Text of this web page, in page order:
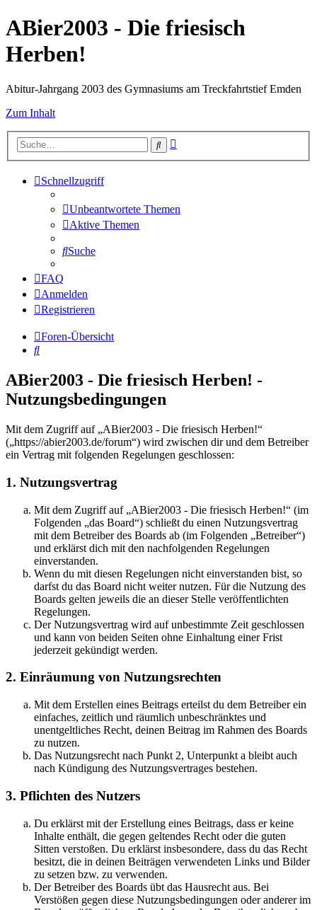
ABier2003 - Die friesisch
Herben!
Abitur-Jahrgang 2003 des Gymnasiums am Treckfahrtstief Emden
Zum Inhalt
Suche
Schnellzugriff
Unbeantwortete Themen
Aktive Themen
Suche
FAQ
Anmelden
Registrieren
Foren-Übersicht
Suche
ABier2003 - Die friesisch Herben! -
Nutzungsbedingungen
Mit dem Zugriff auf „ABier2003 - Die friesisch Herben!“
(„https://abier2003.de/forum“) wird zwischen dir und dem Betreiber
ein Vertrag mit folgenden Regelungen geschlossen:
1. Nutzungsvertrag
Mit dem Zugriff auf „ABier2003 - Die friesisch Herben!“ (im
Folgenden „das Board“) schließt du einen Nutzungsvertrag
mit dem Betreiber des Boards ab (im Folgenden „Betreiber“)
und erklärst dich mit den nachfolgenden Regelungen
einverstanden.
Wenn du mit diesen Regelungen nicht einverstanden bist, so
darfst du das Board nicht weiter nutzen. Für die Nutzung des
Boards gelten jeweils die an dieser Stelle veröffentlichten
Regelungen.
Der Nutzungsvertrag wird auf unbestimmte Zeit geschlossen
und kann von beiden Seiten ohne Einhaltung einer Frist
jederzeit gekündigt werden.
2. Einräumung von Nutzungsrechten
Mit dem Erstellen eines Beitrags erteilst du dem Betreiber ein
einfaches, zeitlich und räumlich unbeschränktes und
unentgeltliches Recht, deinen Beitrag im Rahmen des Boards
zu nutzen.
Das Nutzungsrecht nach Punkt 2, Unterpunkt a bleibt auch
nach Kündigung des Nutzungsvertrages bestehen.
3. Pflichten des Nutzers
Du erklärst mit der Erstellung eines Beitrags, dass er keine
Inhalte enthält, die gegen geltendes Recht oder die guten
Sitten verstoßen. Du erklärst insbesondere, dass du das Recht
besitzt, die in deinen Beiträgen verwendeten Links und Bilder
zu setzen bzw. zu verwenden.
Der Betreiber des Boards übt das Hausrecht aus. Bei
Verstößen gegen diese Nutzungsbedingungen oder anderer im